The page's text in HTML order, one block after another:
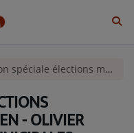
élections municipales 2026
- OLIVIER